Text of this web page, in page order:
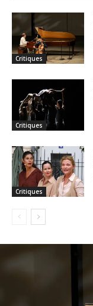
Critiques
Critiques
Critiques